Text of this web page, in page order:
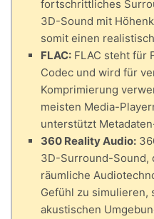
fortschrittliches
3D-Sound mit
somit einen
FLAC: FLAC steht für
Codec und wird für
Komprimierung
meisten Media-
unterstützt
360 Reality Audio:
3D-Surround-Sound,
räumliche
Gefühl zu simulieren,
akustischen